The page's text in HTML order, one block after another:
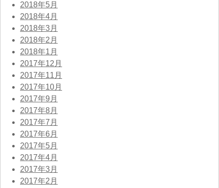
2018年5月
2018年4月
2018年3月
2018年2月
2018年1月
2017年12月
2017年11月
2017年10月
2017年9月
2017年8月
2017年7月
2017年6月
2017年5月
2017年4月
2017年3月
2017年2月